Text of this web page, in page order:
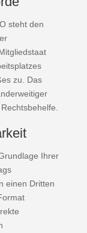
steht den
zu. Das
Ihrer
einen Dritten